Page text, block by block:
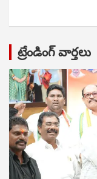
ట్రేండింగ్ వార్తలు